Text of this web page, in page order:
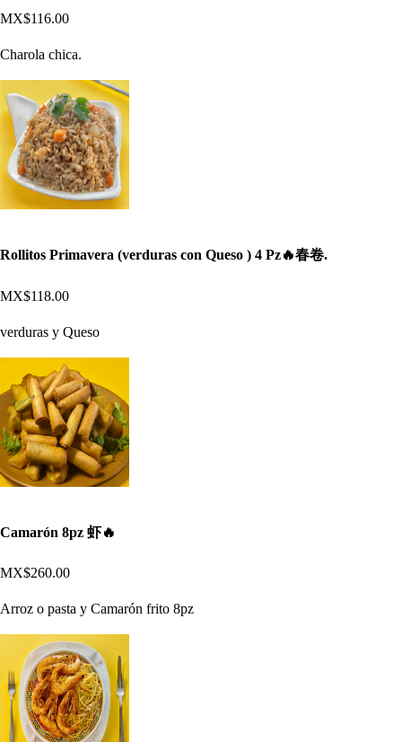
MX$116.00
Charola chica.
Rollitos Primavera (verduras con Queso ) 4 Pz🔥春卷.
MX$118.00
verduras y Queso
Camarón 8pz 虾🔥
MX$260.00
Arroz o pasta y Camarón frito 8pz